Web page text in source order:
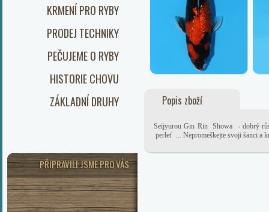
KRMENÍ PRO RYBY
PRODEJ TECHNIKY
PEČUJEME O RYBY
HISTORIE CHOVU
ZÁKLADNÍ DRUHY
PŘIPRAVILI JSME PRO VÁS
Popis zboží
Seijyurou Gin Rin Showa - dobrý
perleť ... Nepromeškejte svoji šanci a